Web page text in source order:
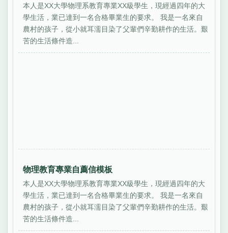
本人是XX大學物理系教育專業XX級學生，現經過四年的大
學生活，業已達到一名合格畢業生的要求。 我是一名來自
農村的孩子，從小就耳濡目染了父輩們辛勤耕作的生活。艱
苦的生活條件造...
物理教育專業自薦信模板
本人是XX大學物理系教育專業XX級學生，現經過四年的大
學生活，業已達到一名合格畢業生的要求。 我是一名來自
農村的孩子，從小就耳濡目染了父輩們辛勤耕作的生活。艱
苦的生活條件造...